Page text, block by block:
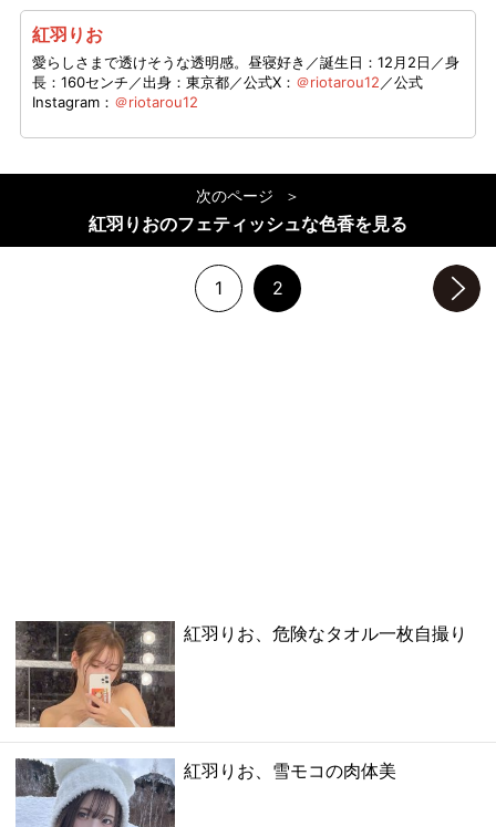
紅羽りお
愛らしさまで透けそうな透明感。昼寝好き／誕生日：12月2日／身
長：160センチ／出身：東京都／公式X： ＠riotarou12 ／公式
Instagram： ＠riotarou12
次のページ
紅羽りおのフェティッシュな色香を見る
1 2
紅羽りお、危険なタオル一枚自撮り
紅羽りお、雪モコの肉体美